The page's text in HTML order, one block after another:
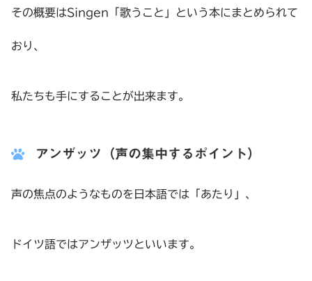
その概要はSingen「歌うこと」という本にまとめられて
おり、
私たちも手にすることが出来ます。
アンザッツ（声の集中するポイント）
声の焦点のようなものを日本語では「あたり」、
ドイツ語ではアンザッツといいます。